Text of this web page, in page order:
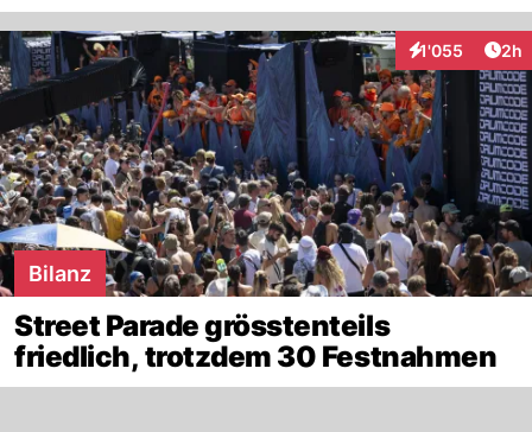
1'055
Interaktionen2h
Bilanz
Street Parade grösstenteils
friedlich, trotzdem 30 Festnahmen